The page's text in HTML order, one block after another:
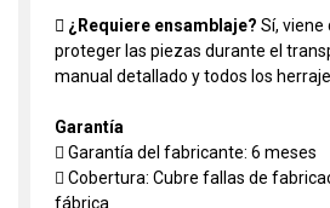
 ¿Requiere ensamblaje? Sí,
proteger las piezas durante el
manual detallado y todos los
Garantía
 Garantía del fabricante: 6 meses
 Cobertura: Cubre fallas de
fábrica